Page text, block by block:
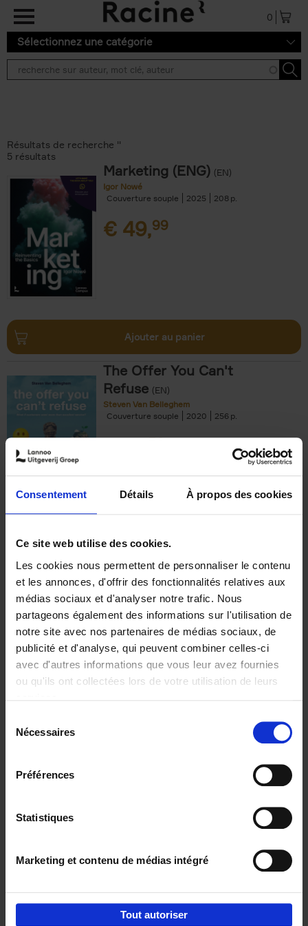
Consentement Détails À propos des cookies
Ce site web utilise des cookies.
Les cookies nous permettent de personnaliser le contenu
et les annonces, d'offrir des fonctionnalités relatives aux
médias sociaux et d'analyser notre trafic. Nous
partageons également des informations sur l'utilisation de
notre site avec nos partenaires de médias sociaux, de
publicité et d'analyse, qui peuvent combiner celles-ci
avec d'autres informations que vous leur avez fournies
ou qu'ils ont collectées lors de votre utilisation de leurs
Nécessaires
Préférences
Statistiques
Marketing et contenu de médias intégré
Tout autoriser
Aller au contenu principal
0
Sélectionnez une catégorie
Résultats de recherche ''
5 résultats
Marketing (ENG) (EN)
Igor Nowé
Couverture souple
2025 208
€ 49,99
Ajouter au panier
The Offer You Can't
Refuse (EN)
Steven Van Belleghem
Couverture souple
2020 256
€37,50
Building Bonds = Building
Business
Jochen Roef Jozefien De Feyter
Carolien Boom
Couverture souple
2025 200
€29,99
Digital marketing like a PRO -
completely revised edition (EN)